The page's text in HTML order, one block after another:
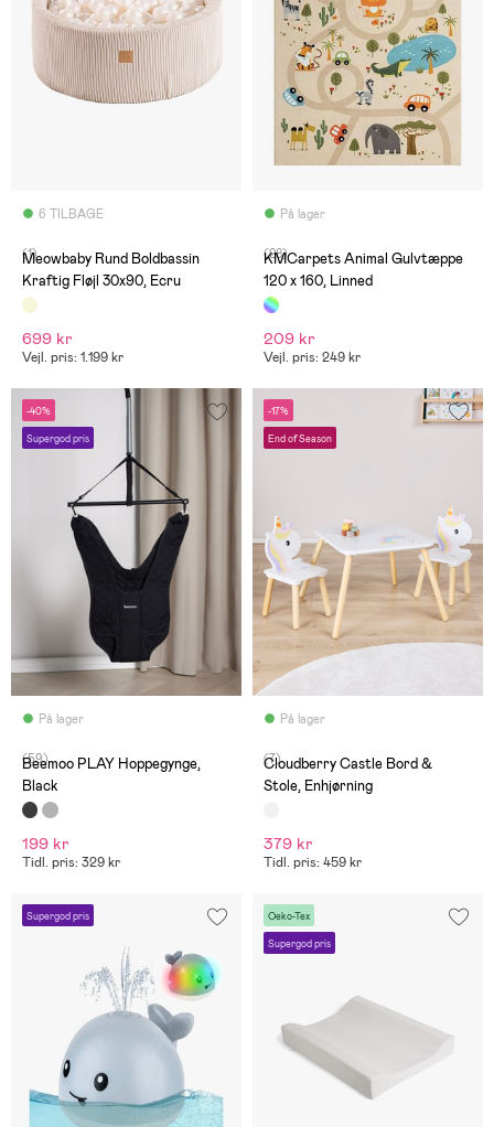
6 TILBAGE
(1)
Meowbaby Rund Boldbassin
Kraftig Fløjl 30x90, Ecru
699 kr
Vejl. pris: 1.199 kr
På lager
(28)
KMCarpets Animal Gulvtæppe
120 x 160, Linned
209 kr
Vejl. pris: 249 kr
-40%
Supergod pris
På lager
(59)
Beemoo PLAY Hoppegynge,
Black
199 kr
Tidl. pris: 329 kr
-17%
End of Season
På lager
(7)
Cloudberry Castle Bord &
Stole, Enhjørning
379 kr
Tidl. pris: 459 kr
Supergod pris Oeko-Tex
Supergod pris